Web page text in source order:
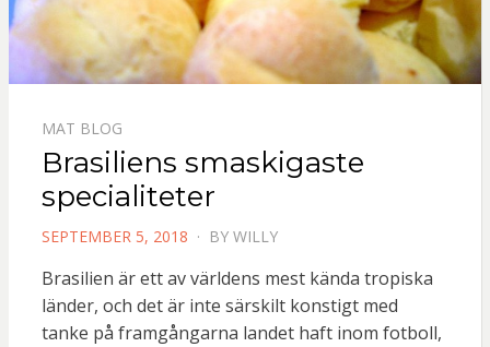
MAT BLOG
Brasiliens smaskigaste
specialiteter
POSTED
SEPTEMBER 5, 2018 BY WILLY
Brasilien är ett av världens mest kända tropiska
länder, och det är inte särskilt konstigt med
tanke på framgångarna landet haft inom fotboll,